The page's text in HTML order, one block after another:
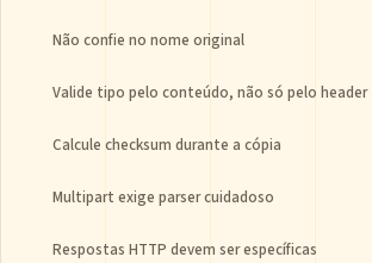
Não confie no nome original
Valide tipo pelo conteúdo, não só pelo header
Calcule checksum durante a cópia
Multipart exige parser cuidadoso
Respostas HTTP devem ser específicas